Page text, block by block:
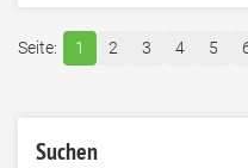
1 2 3 4 5
Suchen